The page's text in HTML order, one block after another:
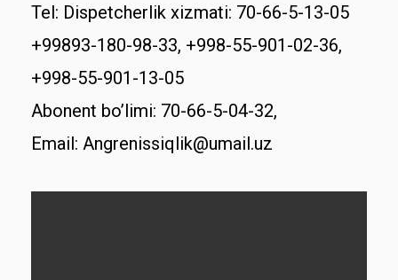
Tel: Dispetcherlik xizmati: 70-66-5-13-05
+99893-180-98-33, +998-55-901-02-36,
+998-55-901-13-05
Abonent bo’limi: 70-66-5-04-32,
Email: Angrenissiqlik@umail.uz